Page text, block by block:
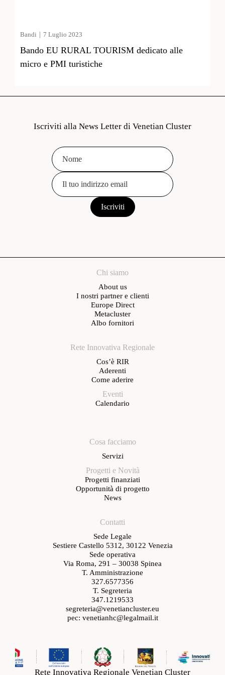
Bandi | 7 Luglio 2023
Bando EU RURAL TOURISM dedicato alle
micro e PMI turistiche
Iscriviti alla News Letter di Venetian Cluster
Chi siamo
About us
I nostri partner e clienti
Europe Direct
Metacluster
Albo fornitori
Rete Innovativa Regionale
Cos’è RIR
Aderenti
Come aderire
Eventi
Calendario
Cosa facciamo
Servizi
Progetti e Novità
Progetti finanziati
Opportunità di progetto
News
Contatti
Sede Legale
Sestiere Castello 5312, 30122 Venezia
Sede operativa
Via Roma, 291 – 30038 Spinea
T. Amministrazione
327.6577356
T. Segreteria
347.1219533
segreteria@venetiancluster.eu
pec: venetianhc@legalmail.it
Rete Innovativa Regionale Venetian Cluster